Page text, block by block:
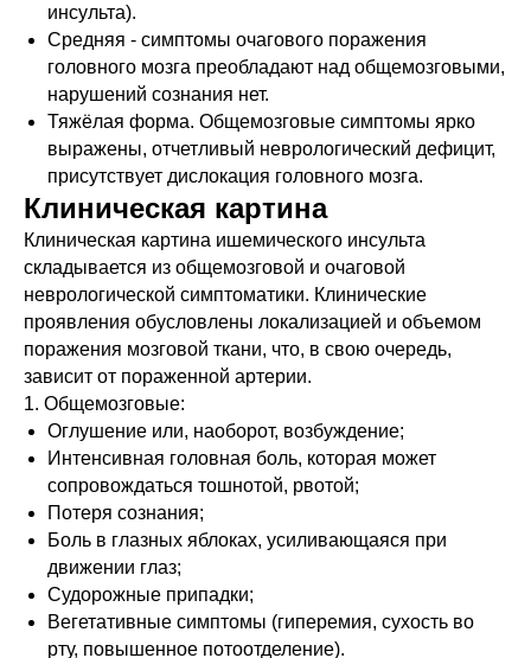
инсульта).
Средняя - симптомы очагового поражения
головного мозга преобладают над общемозговыми,
нарушений сознания нет.
Тяжёлая форма. Общемозговые симптомы ярко
выражены, отчетливый неврологический дефицит,
присутствует дислокация головного мозга.
Клиническая картина
Клиническая картина ишемического инсульта
складывается из общемозговой и очаговой
неврологической симптоматики. Клинические
проявления обусловлены локализацией и объемом
поражения мозговой ткани, что, в свою очередь,
зависит от пораженной артерии.
1. Общемозговые:
Оглушение или, наоборот, возбуждение;
Интенсивная головная боль, которая может
сопровождаться тошнотой, рвотой;
Потеря сознания;
Боль в глазных яблоках, усиливающаяся при
движении глаз;
Судорожные припадки;
Вегетативные симптомы (гиперемия, сухость во
рту, повышенное потоотделение).